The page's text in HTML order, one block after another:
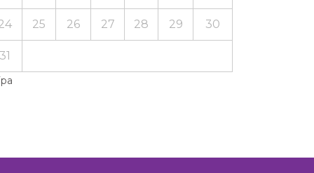
25 26 27 28 29 30